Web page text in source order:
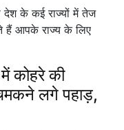
देश के कई राज्यों में तेज
हैं आपके राज्य के लिए
कोहरे की
लगे पहाड़,